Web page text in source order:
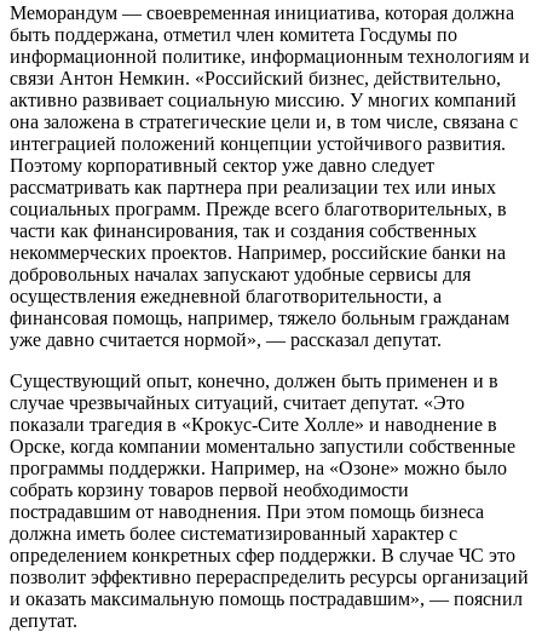
Меморандум — своевременная инициатива, которая должна
быть поддержана, отметил член комитета Госдумы по
информационной политике, информационным технологиям и
связи Антон Немкин. «Российский бизнес, действительно,
активно развивает социальную миссию. У многих компаний
она заложена в стратегические цели и, в том числе, связана с
интеграцией положений концепции устойчивого развития.
Поэтому корпоративный сектор уже давно следует
рассматривать как партнера при реализации тех или иных
социальных программ. Прежде всего благотворительных, в
части как финансирования, так и создания собственных
некоммерческих проектов. Например, российские банки на
добровольных началах запускают удобные сервисы для
осуществления ежедневной благотворительности, а
финансовая помощь, например, тяжело больным гражданам
уже давно считается нормой», — рассказал депутат.
Существующий опыт, конечно, должен быть применен и в
случае чрезвычайных ситуаций, считает депутат. «Это
показали трагедия в «Крокус-Сите Холле» и наводнение в
Орске, когда компании моментально запустили собственные
программы поддержки. Например, на «Озоне» можно было
собрать корзину товаров первой необходимости
пострадавшим от наводнения. При этом помощь бизнеса
должна иметь более систематизированный характер с
определением конкретных сфер поддержки. В случае ЧС это
позволит эффективно перераспределить ресурсы организаций
и оказать максимальную помощь пострадавшим», — пояснил
депутат.